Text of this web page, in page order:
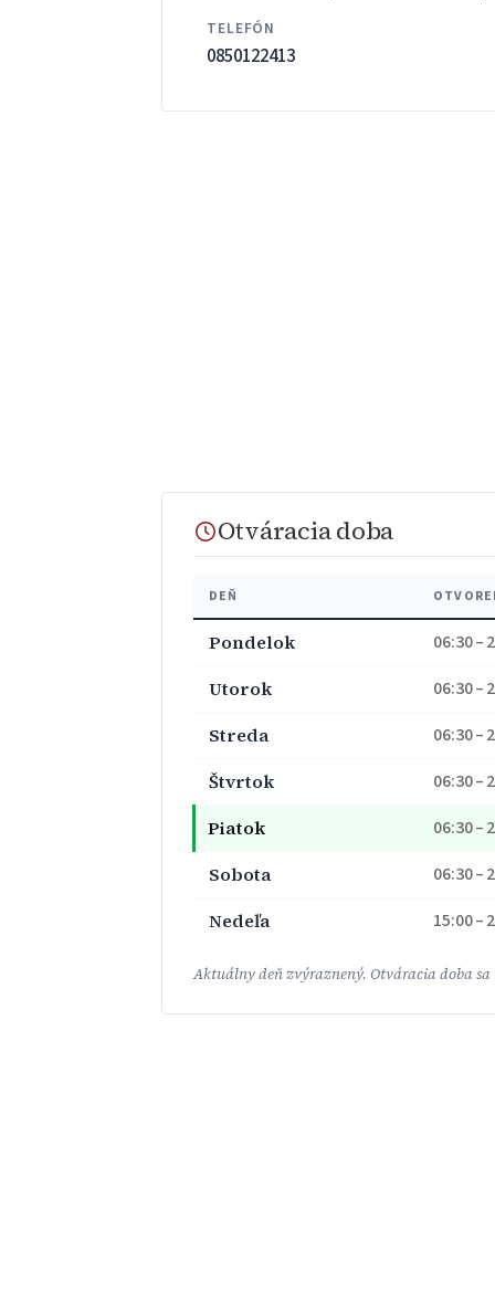
TELEFÓN
0850122413
Otváracia doba
DEŇ
Pondelok
06:30 –
Utorok
06:30 –
Streda
06:30 –
Štvrtok
06:30 –
Piatok
06:30 –
Sobota
06:30 –
Nedeľa
15:00 –
Aktuálny deň zvýraznený. Otváracia doba